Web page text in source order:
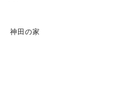
神田の家